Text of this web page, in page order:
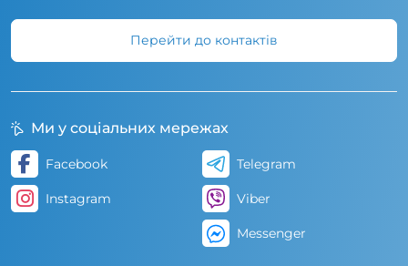
Перейти до контактів
Ми у соціальних мережах
Facebook
Instagram
Telegram
Viber
Messenger